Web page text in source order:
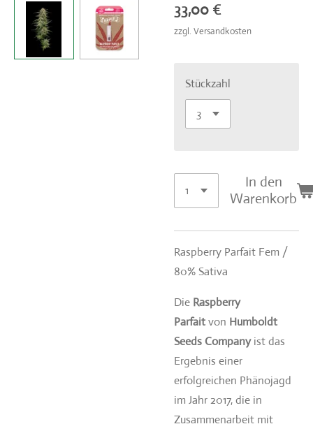
33,00 €
zzgl. Versandkosten
Stückzahl
In den
Warenkorb
Raspberry Parfait Fem /
80% Sativa
Die Raspberry
Parfaitvon Humboldt
Seeds Company ist das
Ergebnis einer
erfolgreichen Phänojagd
im Jahr 2017, die in
Zusammenarbeit mit